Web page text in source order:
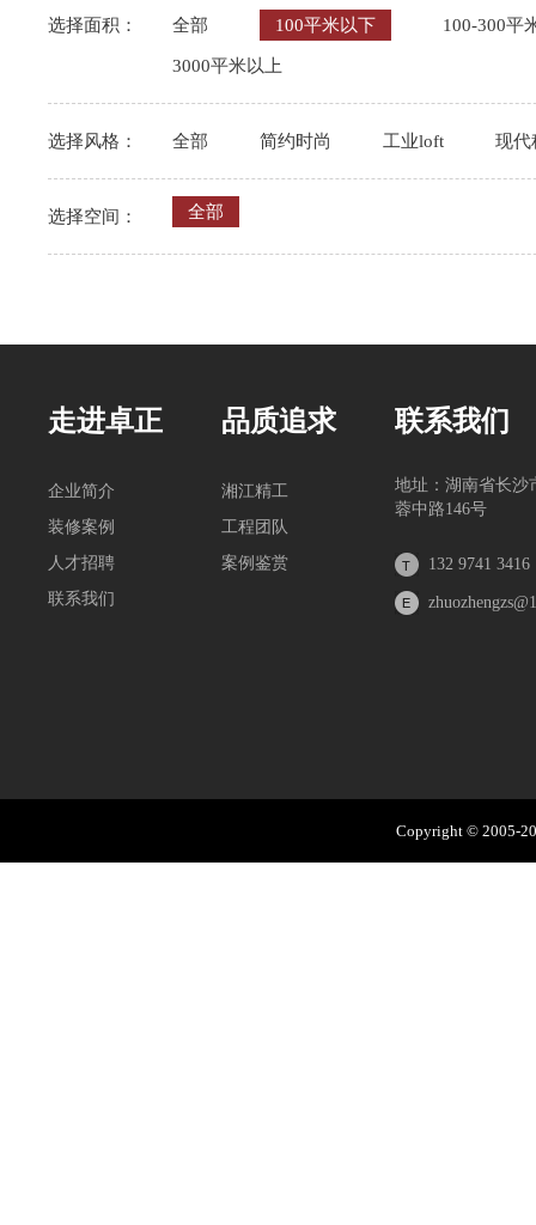
选择面积： 全部 100平米以下 100-300平
3000平米以上
选择风格： 全部 简约时尚 工业loft 现代
选择空间： 全部
走进卓正
企业简介
装修案例
人才招聘
联系我们
品质追求
湘江精工
工程团队
案例鉴赏
联系我们
地址：湖南省长沙
蓉中路146号
132 9741 3416
Copyright © 2005-